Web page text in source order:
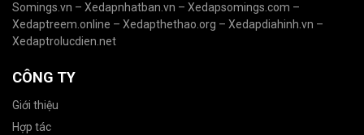
Somings.vn – Xedapnhatban.vn – Xedapsomings.com –
Xedaptreem.online – Xedapthethao.org – Xedapdiahinh.vn –
Xedaptrolucdien.net
CÔNG TY
Giới thiệu
Hợp tác